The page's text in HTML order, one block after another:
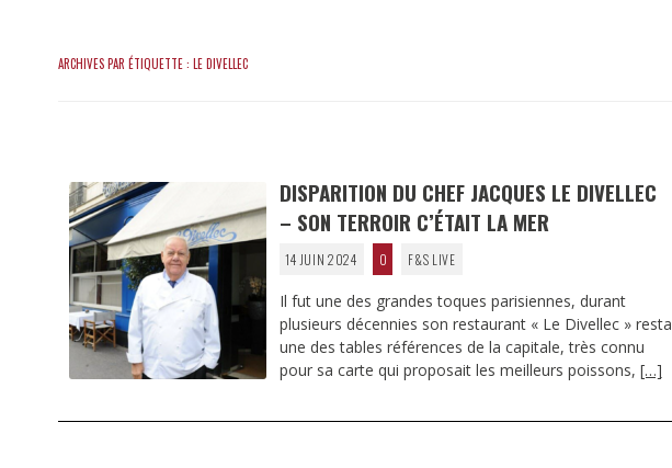
ARCHIVES PAR ÉTIQUETTE : LE DIVELLEC
DISPARITION DU CHEF JACQUES LE DIVELLEC
– SON TERROIR C’ÉTAIT LA MER
14 JUIN 2024 0 F&S LIVE
Il fut une des grandes toques parisiennes, durant
plusieurs décennies son restaurant « Le Divellec » resta
une des tables références de la capitale, très connu
pour sa carte qui proposait les meilleurs poissons, […]